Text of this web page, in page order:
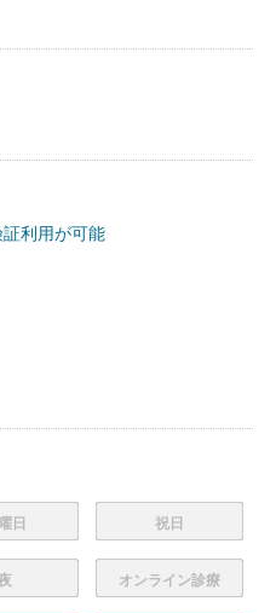
利用が可能
日 祝日
オンライン診療